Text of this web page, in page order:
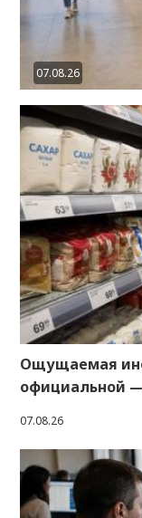
07.08.26
Ощущаемая
официальной
07.08.26